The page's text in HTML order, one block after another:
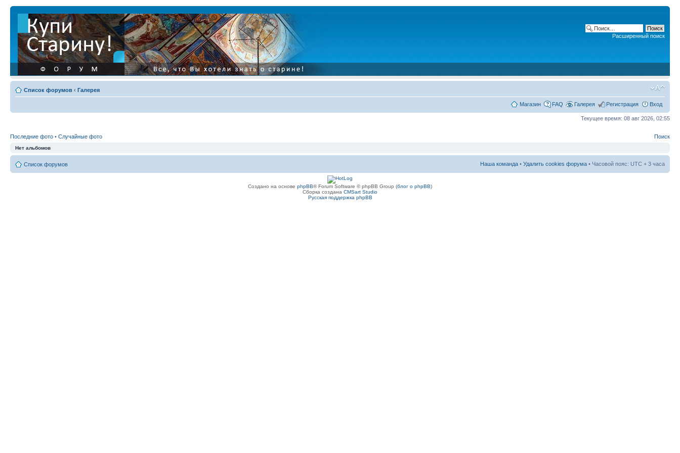
Расширенный поиск
Список форумов ‹ Галерея
Магазин FAQ Галерея Регистрация Вход
Текущее время: 08 авг 2026, 02:55
Последние фото • Случайные фото Поиск
Нет альбомов
Список форумов Наша команда • Удалить cookies форума • Часовой пояс: UTC + 3 часа
Создано на основе phpBB® Forum Software © phpBB Group (блог о phpBB)
Сборка создана CMSart Studio
Русская поддержка phpBB